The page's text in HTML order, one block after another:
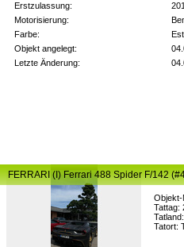
Erstzulassung:
Motorisierung:
Farbe:
Objekt angelegt:
Letzte Änderung:
Objekt-
Tattag:
Tatort:
FERRARI (I) Ferrari 488 Spider F/142